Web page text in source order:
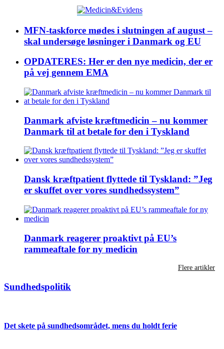
MFN-taskforce mødes i slutningen af august –
skal undersøge løsninger i Danmark og EU
OPDATERES: Her er den nye medicin, der er
på vej gennem EMA
Danmark afviste kræftmedicin – nu kommer
Danmark til at betale for den i Tyskland
Dansk kræftpatient flyttede til Tyskland: ”Jeg
er skuffet over vores sundhedssystem”
Danmark reagerer proaktivt på EU’s
rammeaftale for ny medicin
Flere artikler
Sundhedspolitik
Det skete på sundhedsområdet, mens du holdt ferie